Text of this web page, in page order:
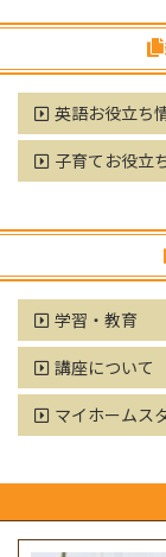
英語お役立ち
子育てお役立
学習・教育
講座について
マイホームス